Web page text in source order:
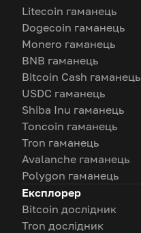
Litecoin гаманець
Dogecoin гаманець
Monero гаманець
BNB гаманець
Bitcoin Cash гаманець
USDC гаманець
Shiba Inu гаманець
Toncoin гаманець
Tron гаманець
Avalanche гаманець
Polygon гаманець
Експлорер
Bitcoin дослідник
Tron дослідник